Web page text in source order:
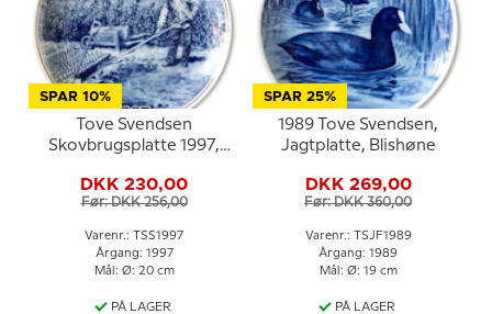
SPAR 10%
Tove Svendsen
Skovbrugsplatte 1997,
DKK 230,00
Før: DKK 256,00
Varenr.: TSS1997
Årgang: 1997
Mål: Ø: 20 cm
PÅ LAGER
SPAR 25%
1989 Tove Svendsen,
Jagtplatte, Blishøne
DKK 269,00
Før: DKK 360,00
Varenr.: TSJF1989
Årgang: 1989
Mål: Ø: 19 cm
PÅ LAGER